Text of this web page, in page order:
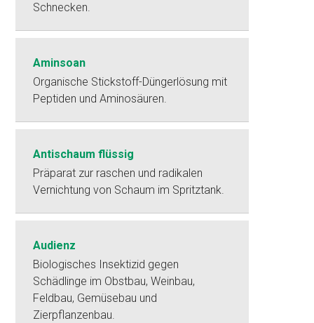
Schnecken.
Aminsoan
Organische Stickstoff-Düngerlösung mit
Peptiden und Aminosäuren.
Antischaum flüssig
Präparat zur raschen und radikalen
Vernichtung von Schaum im Spritztank.
Audienz
Biologisches Insektizid gegen
Schädlinge im Obstbau, Weinbau,
Feldbau, Gemüsebau und
Zierpflanzenbau.